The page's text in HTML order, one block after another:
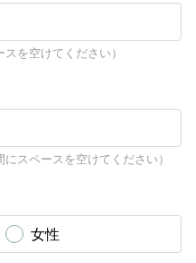
を空けてください）
スペースを空けてください）
女性